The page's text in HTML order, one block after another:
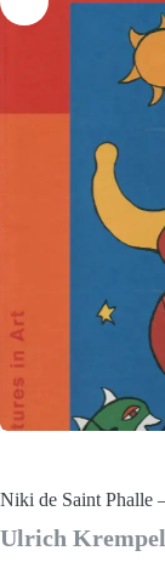
Niki de Saint Phalle
Ulrich Krempel